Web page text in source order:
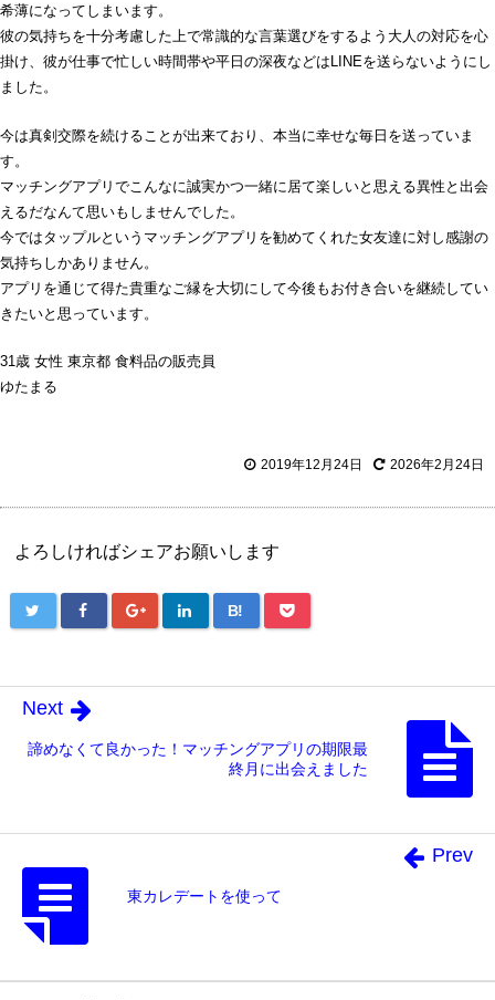
希薄になってしまいます。
彼の気持ちを十分考慮した上で常識的な言葉選びをするよう大人の対応を心
掛け、彼が仕事で忙しい時間帯や平日の深夜などはLINEを送らないようにし
ました。
今は真剣交際を続けることが出来ており、本当に幸せな毎日を送っていま
す。
マッチングアプリでこんなに誠実かつ一緒に居て楽しいと思える異性と出会
えるだなんて思いもしませんでした。
今ではタップルというマッチングアプリを勧めてくれた女友達に対し感謝の
気持ちしかありません。
アプリを通じて得た貴重なご縁を大切にして今後もお付き合いを継続してい
きたいと思っています。
31歳 女性 東京都 食料品の販売員
ゆたまる
2019年12月24日 2026年2月24日
よろしければシェアお願いします
B!
諦めなくて良かった！マッチングアプリの期限最
終月に出会えました
Next
東カレデートを使って
Prev